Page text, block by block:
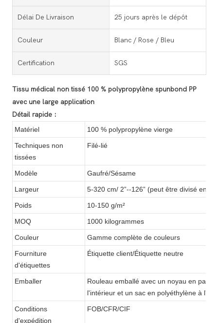
Délai De Livraison 25 jours après le dépôt
Couleur Blanc / Rose / Bleu
Certification SGS
Tissu médical non tissé 100 % polypropylène spunbond PP
avec une large application
Détail rapide :
Matériel 100 % polypropylène vierge
Techniques non
tissées
Filé-lié
Modèle Gaufré/Sésame
Largeur 5-320 cm/ 2”--126” (peut être divisé en
Poids 10-150 g/m²
MOQ 1000 kilogrammes
Couleur Gamme complète de couleurs
Fourniture
d'étiquettes
Étiquette client/Étiquette neutre
Emballer
Rouleau emballé avec un noyau en
l'intérieur et un sac en polyéthylène à
Conditions
d'expédition
FOB/CFR/CIF